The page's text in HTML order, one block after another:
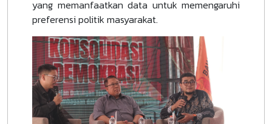
yang memanfaatkan data untuk memengaruhi
preferensi politik masyarakat.